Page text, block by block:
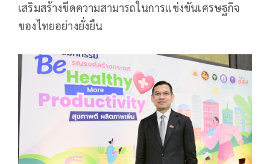
เสริมสร้างขีดความสามารถในการแข่งขันเศรษฐกิจ
ของไทยอย่างยั่งยืน